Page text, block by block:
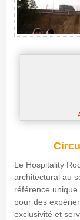
Le Hospitality
architectural au
référence
pour des
exclusivité et